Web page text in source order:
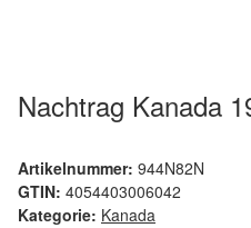
Nachtrag Kanada
Artikelnummer: 944N82N
GTIN: 4054403006042
Kategorie: Kanada